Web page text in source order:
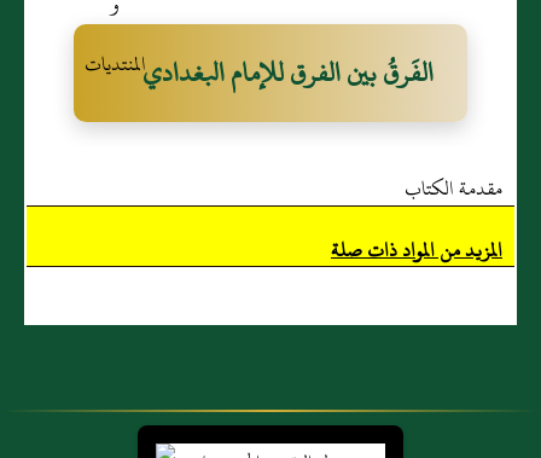
الفَرقُ بين الفرق للإمام البغدادي
مقدمة الكتاب
المزيد من المواد ذات صلة